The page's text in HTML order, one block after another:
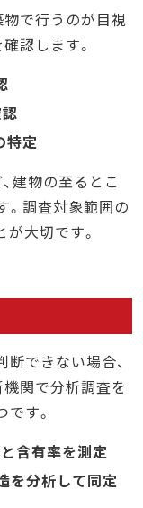
で行うのが目視
認します。
特定
建物の至るとこ
。調査対象範囲の
大切です。
できない場合、
関で分析調査を
す。
含有率を測定
を分析して同定